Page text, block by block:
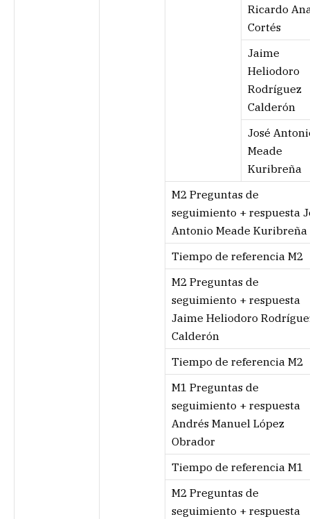
Ricardo
Cortés
Jaime
Heliodoro
Rodríguez
Calderón
José
Meade
Kuribreña
M2 Preguntas de
seguimiento + respuesta
Antonio Meade Kuribreña
Tiempo de referencia M2
M2 Preguntas de
seguimiento + respuesta
Jaime Heliodoro
Calderón
Tiempo de referencia M2
M1 Preguntas de
seguimiento + respuesta
Andrés Manuel López
Obrador
Tiempo de referencia M1
M2 Preguntas de
seguimiento + respuesta